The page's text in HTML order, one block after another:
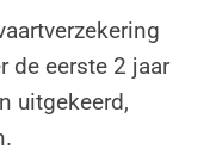
de eerste 2 jaar
uitgekeerd,